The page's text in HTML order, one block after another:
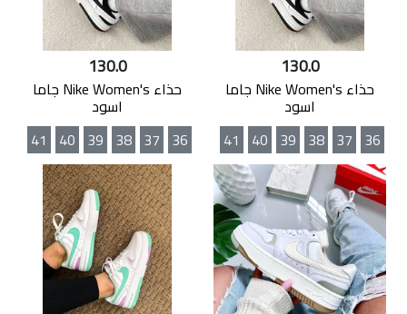
130.0
حذاء Nike Women's جاما
اسود
36
37
38
39
40
41
130.0
حذاء Nike Women's جاما
اسود
36
37
38
39
40
41